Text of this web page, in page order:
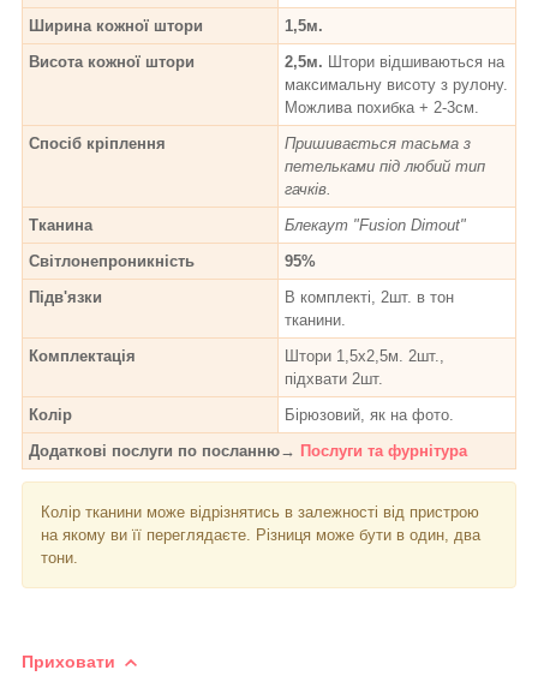
Ширина кожної штори
1,5м.
Висота кожної штори
2,5м. Штори відшиваються на
максимальну висоту з рулону.
Можлива похибка + 2-3см.
Спосіб кріплення
Пришивається тасьма з
петельками під любий тип
гачків.
Тканина
Блекаут "Fusion Dimout"
Світлонепроникність
95%
Підв'язки
В комплекті, 2шт. в тон
тканини.
Комплектація
Штори 1,5х2,5м. 2шт.,
підхвати 2шт.
Колір
Бірюзовий, як на фото.
Додаткові послуги по посланню→ Послуги та фурнітура
Колір тканини може відрізнятись в залежності від пристрою
на якому ви її переглядаєте. Різниця може бути в один, два
тони.
Приховати